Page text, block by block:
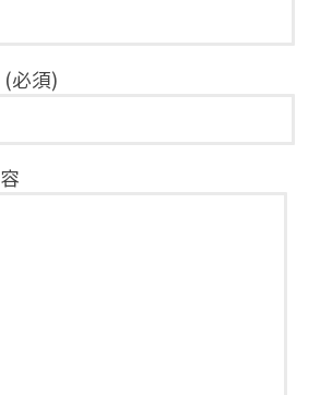
必須)